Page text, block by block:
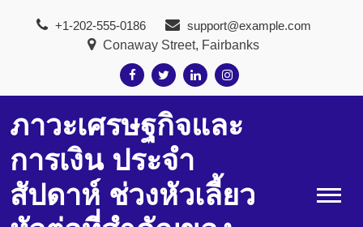
+1-202-555-0186
support@example.com
Conaway Street, Fairbanks
ภาวะเศรษฐกิจและ
การเงิน ประจำ
สัปดาห์ ช่วงหัวเลี้ยว